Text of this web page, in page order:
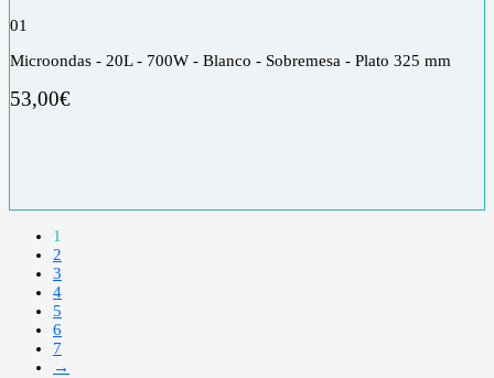
01
Microondas - 20L - 700W - Blanco - Sobremesa - Plato 325 mm
53,00€
1
2
3
4
5
6
7
→